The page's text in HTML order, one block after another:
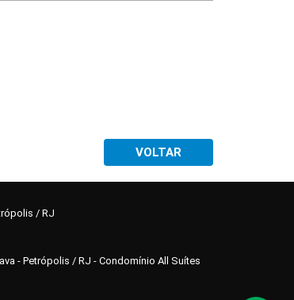
VOLTAR
/ RJ
- Petrópolis / RJ - Condomínio All Suítes